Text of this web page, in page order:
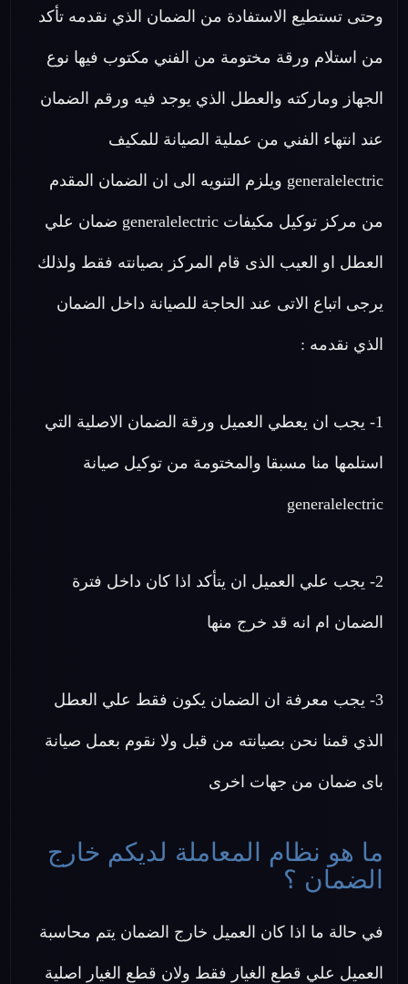
وحتى تستطيع الاستفادة من الضمان الذي نقدمه تأكد
من استلام ورقة مختومة من الفني مكتوب فيها نوع
الجهاز وماركته والعطل الذي يوجد فيه ورقم الضمان
عند انتهاء الفني من عملية الصيانة للمكيف
generalelectric ويلزم التنويه الى ان الضمان المقدم
من مركز توكيل مكيفات generalelectric ضمان علي
العطل او العيب الذى قام المركز بصيانته فقط ولذلك
يرجى اتباع الاتى عند الحاجة للصيانة داخل الضمان
الذي نقدمه :
1- يجب ان يعطي العميل ورقة الضمان الاصلية التي
استلمها منا مسبقا والمختومة من توكيل صيانة
generalelectric
2- يجب علي العميل ان يتأكد اذا كان داخل فترة
الضمان ام انه قد خرج منها
3- يجب معرفة ان الضمان يكون فقط علي العطل
الذي قمنا نحن بصيانته من قبل ولا نقوم بعمل صيانة
باى ضمان من جهات اخرى
ما هو نظام المعاملة لديكم خارج
الضمان ؟
في حالة ما اذا كان العميل خارج الضمان يتم محاسبة
العميل علي قطع الغيار فقط ولان قطع الغيار اصلية